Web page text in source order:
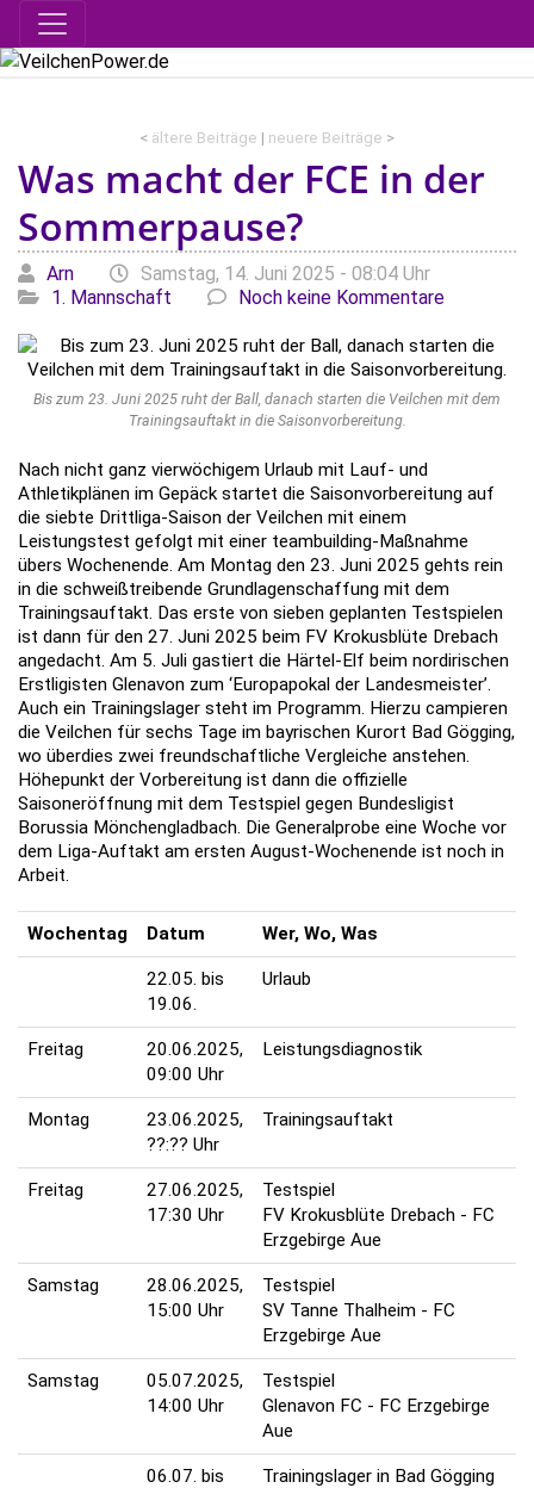
< ältere Beiträge | neuere Beiträge >
Was macht der FCE in der
Sommerpause?
Geschrieben von
Arn am Samstag, 14. Juni 2025 - 08:04 Uhr
1. Mannschaft
Noch keine Kommentare
Bis zum 23. Juni 2025 ruht der Ball, danach starten die Veilchen mit dem
Trainingsauftakt in die Saisonvorbereitung.
Nach nicht ganz vierwöchigem Urlaub mit Lauf- und
Athletikplänen im Gepäck startet die Saisonvorbereitung auf
die siebte Drittliga-Saison der Veilchen mit einem
Leistungstest gefolgt mit einer teambuilding-Maßnahme
übers Wochenende. Am Montag den 23. Juni 2025 gehts rein
in die schweißtreibende Grundlagenschaffung mit dem
Trainingsauftakt. Das erste von sieben geplanten Testspielen
ist dann für den 27. Juni 2025 beim FV Krokusblüte Drebach
angedacht. Am 5. Juli gastiert die Härtel-Elf beim nordirischen
Erstligisten Glenavon zum ‘Europapokal der Landesmeister’.
Auch ein Trainingslager steht im Programm. Hierzu campieren
die Veilchen für sechs Tage im bayrischen Kurort Bad Gögging,
wo überdies zwei freundschaftliche Vergleiche anstehen.
Höhepunkt der Vorbereitung ist dann die offizielle
Saisoneröffnung mit dem Testspiel gegen Bundesligist
Borussia Mönchengladbach. Die Generalprobe eine Woche vor
dem Liga-Auftakt am ersten August-Wochenende ist noch in
Arbeit.
Wochentag Datum Wer, Wo, Was
22.05. bis
19.06.
Urlaub
Freitag
20.06.2025,
09:00 Uhr
Leistungsdiagnostik
Montag
23.06.2025,
??:?? Uhr
Trainingsauftakt
Freitag
27.06.2025,
17:30 Uhr
Testspiel
FV Krokusblüte Drebach - FC
Erzgebirge Aue
Samstag
28.06.2025,
15:00 Uhr
Testspiel
SV Tanne Thalheim - FC
Erzgebirge Aue
Samstag
05.07.2025,
14:00 Uhr
Testspiel
Glenavon FC - FC Erzgebirge
Aue
06.07. bis
Trainingslager in Bad Gögging